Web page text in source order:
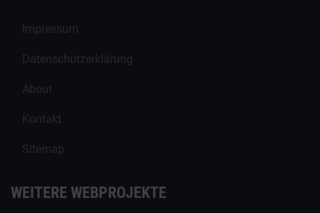
Impressum
Datenschutzerklärung
About
Kontakt
Sitemap
WEITERE WEBPROJEKTE